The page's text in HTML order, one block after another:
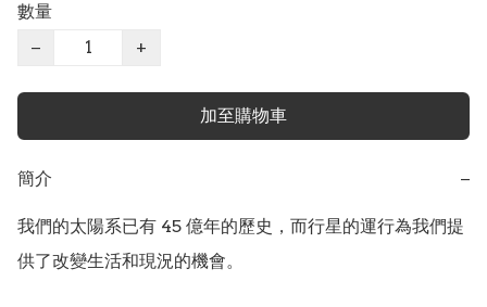
數量
−
+
加至購物車
簡介 −
我們的太陽系已有 45 億年的歷史，而行星的運行為我們提
供了改變生活和現況的機會。